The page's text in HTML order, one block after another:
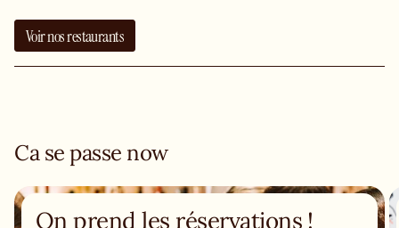
Voir nos restaurants
Ca se passe now
On prend les réservations !